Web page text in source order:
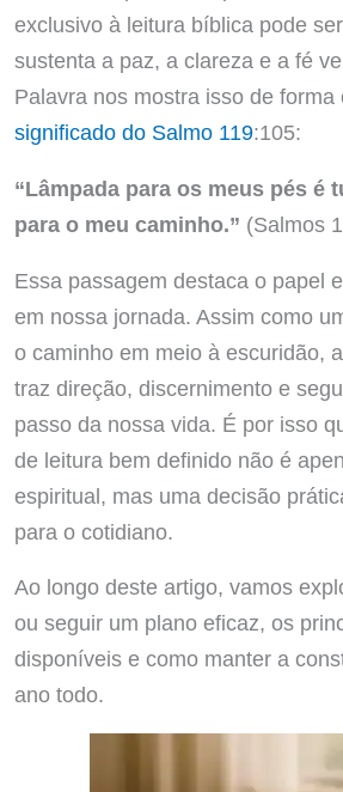
exclusivo à leitura bíblica pode
sustenta a paz, a clareza e a fé
Palavra nos mostra isso de forma
significado do Salmo 119:105:
“Lâmpada para os meus pés é
para o meu caminho.” (Salmos
Essa passagem destaca o papel
em nossa jornada. Assim como
o caminho em meio à escuridão,
traz direção, discernimento e
passo da nossa vida. É por isso
de leitura bem definido não é
espiritual, mas uma decisão
para o cotidiano.
Ao longo deste artigo, vamos
ou seguir um plano eficaz, os
disponíveis e como manter a
ano todo.